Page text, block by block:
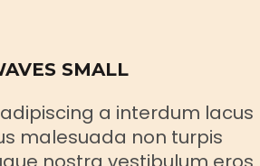
SMALL
a interdum lacus
malesuada non turpis